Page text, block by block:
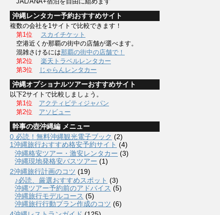
沖縄レンタカー予約おすすめサイト
複数の会社を1サイトで比較できます！
第1位
スカイチケット
空港近くか那覇の街中の店舗が選べます。
混雑さけるには那覇の街中の店舗で！
第2位
楽天トラベルレンタカー
第3位
じゃらんレンタカー
沖縄オプショナルツアーおすすめサイト
以下2サイトで比較しましょう。
第1位
アクティビティジャパン
第2位
アソビュー
幹事の壺沖縄編 メニュー
0.必読！無料沖縄観光電子ブック (2)
1沖縄旅行おすすめ格安予約サイト (4)
沖縄格安ツアー・激安レンタカー (3)
沖縄現地発格安バスツアー (1)
2沖縄旅行計画のコツ (19)
♪必読、厳選おすすめスポット (3)
沖縄ツアー予約前のアドバイス (5)
沖縄旅行モデルコース (5)
沖縄旅行行動プラン作成のコツ (6)